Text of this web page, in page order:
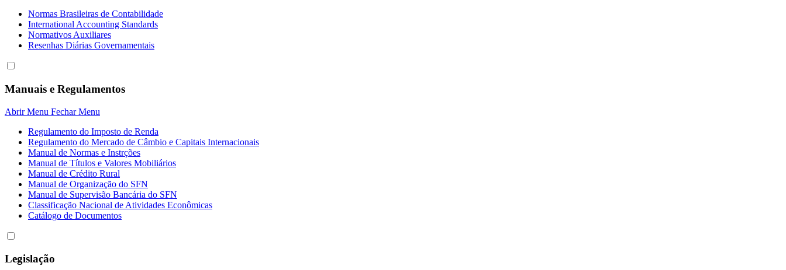
Normas Brasileiras de Contabilidade
International Accounting Standards
Normativos Auxiliares
Resenhas Diárias Governamentais
Manuais e Regulamentos
Abrir Menu Fechar Menu
Regulamento do Imposto de Renda
Regulamento do Mercado de Câmbio e Capitais Internacionais
Manual de Normas e Instrções
Manual de Títulos e Valores Mobiliários
Manual de Crédito Rural
Manual de Organização do SFN
Manual de Supervisão Bancária do SFN
Classificação Nacional de Atividades Econômicas
Catálogo de Documentos
Legislação